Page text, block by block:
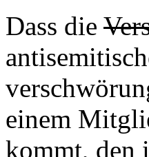
Dass die
einem
kommt, den